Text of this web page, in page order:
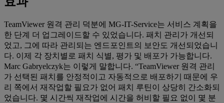
TeamViewer 원격 관리 덕분에 MG-IT-Service는 서비스 계획을
한 단계 더 업그레이드할 수 있었습니다. 패치 관리가 개선되
었고, 그에 따라 관리되는 엔드포인트의 보안도 개선되었습니
다. 이제 각 장치별로 패치 식별, 평가 및 배포가 가능합니다.
Marc Gabryelczyk는 이렇게 말합니다. “TeamViewer 원격 관리
가 선택된 패치를 안정적이고 자동적으로 배포하기 때문에 우
리 쪽에서 재작업할 필요가 없어 패치 루틴이 상당히 간소화되
었습니다. 몇 시간씩 재작업에 시간을 허비할 필요 없이 몇 분